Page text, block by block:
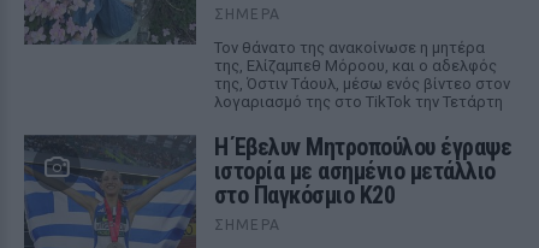
ΣΉΜΕΡΑ
Τον θάνατο της ανακοίνωσε η μητέρα
της, Ελίζαμπεθ Μόροου, και ο αδελφός
της, Όστιν Τάουλ, μέσω ενός βίντεο στον
λογαριασμό της στο TikTok την Τετάρτη
Η Έβελυν Μητροπούλου έγραψε
ιστορία με ασημένιο μετάλλιο
στο Παγκόσμιο Κ20
ΣΉΜΕΡΑ